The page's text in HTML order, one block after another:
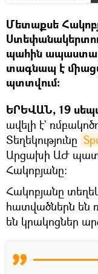
Մետաքսե
պահին
տագնապ է
պտտվում։
ԵՐԵՎԱՆ, 19
ավելի է`
Տեղեկությունը
Արցախի ԱԺ
Հակոբյանը։
Հակոբյանը
հատվածներն են
են կրակոցներ